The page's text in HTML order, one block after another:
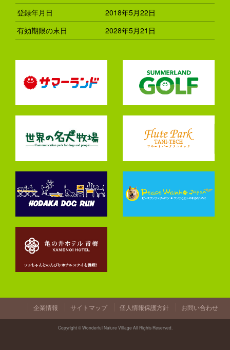
登録年月日
2018年5月22日
有効期限の末日
2028年5月21日
企業情報 サイトマップ 個人情報保護方針 お問い合わせ
Copyright © Wonderful Nature Village All Rights Reserved.